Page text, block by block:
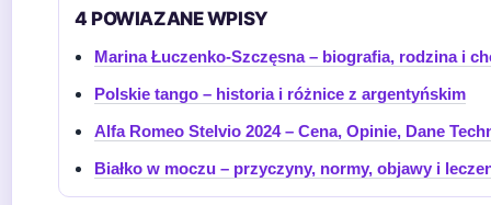
4 POWIAZANE WPISY
Marina Łuczenko-Szczęsna – biografia, rodzina i
Polskie tango – historia i różnice z argentyńskim
Alfa Romeo Stelvio 2024 – Cena, Opinie, Dane
Białko w moczu – przyczyny, normy, objawy i